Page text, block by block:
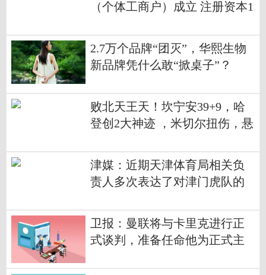
（个体工商户）成立 注册资本1
2.7万个品牌“团灭”，华熙生物
新品牌凭什么敢“掀桌子”？
败北天王天！坎宁安39+9，哈
登创2大神迹 ，米切尔扭伤，悬
津媒：近期天津体育局相关负
责人多次表达了对津门虎队的
卫报：曼联将与卡里克进行正
式谈判，准备任命他为正式主